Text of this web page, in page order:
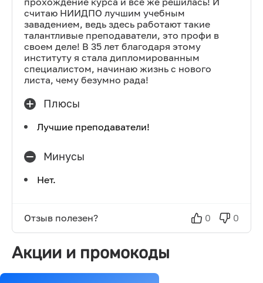
считаю НИИДПО лучшим учебным
завадением, ведь здесь работают такие
талантливые преподаватели, это профи в
своем деле! В 35 лет благодаря этому
институту я стала дипломированным
специалистом, начинаю жизнь с нового
листа, чему безумно рада!
Плюсы
Лучшие преподаватели!
Минусы
Нет.
Отзыв полезен? 0 0
Акции и промокоды